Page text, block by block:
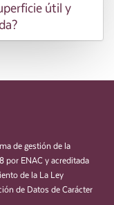
útil y
de gestión de la
por ENAC y acreditada
de la La Ley
de Datos de Carácter